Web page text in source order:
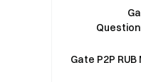
Gate P2P